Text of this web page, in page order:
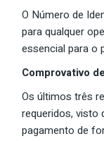
O Número de
para qualquer
essencial para o
Comprovativo
Os últimos três
requeridos, visto
pagamento de